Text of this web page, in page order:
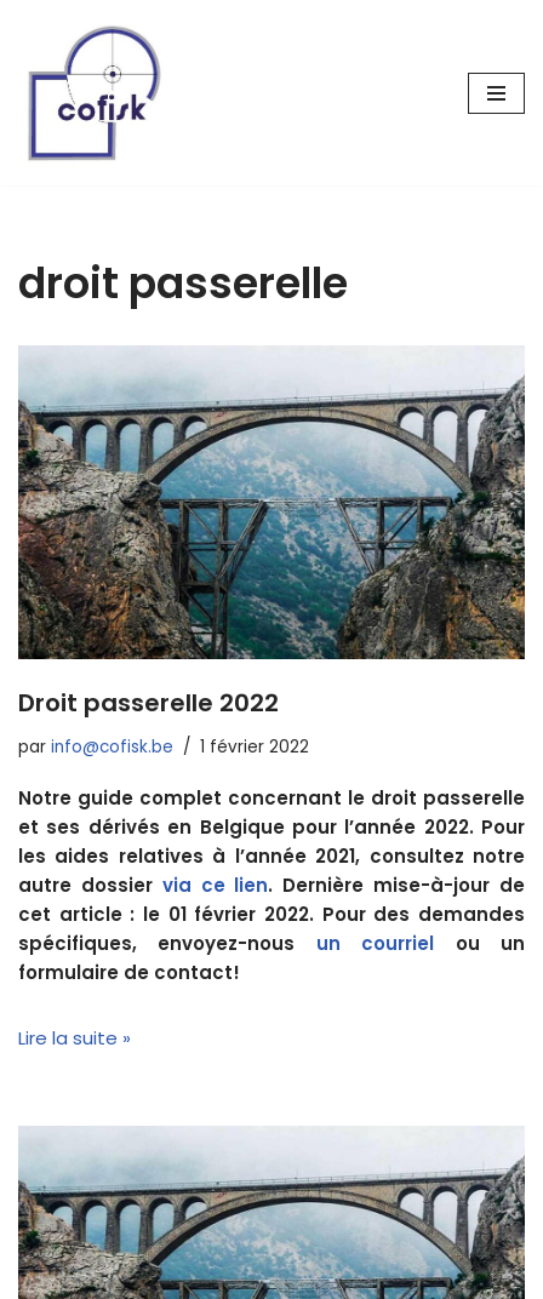
contenu
droit passerelle
Droit passerelle 2022
par info@cofisk.be 1 février 2022
Notre guide complet concernant le droit passerelle
et ses dérivés en Belgique pour l’année 2022. Pour
les aides relatives à l’année 2021, consultez notre
autre dossier via ce lien. Dernière mise-à-jour de
cet article : le 01 février 2022. Pour des demandes
spécifiques, envoyez-nous un courriel ou un
formulaire de contact!
Lire la suite »